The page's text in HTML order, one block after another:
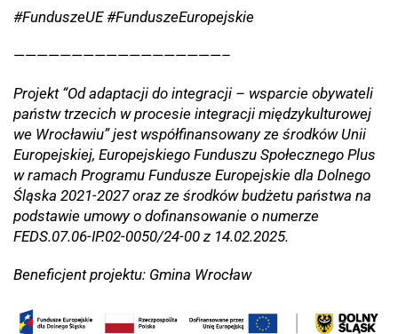
#FunduszeUE #FunduszeEuropejskie
——————————————————–
Projekt “Od adaptacji do integracji – wsparcie obywateli
państw trzecich w procesie integracji międzykulturowej
we Wrocławiu” jest współfinansowany ze środków Unii
Europejskiej, Europejskiego Funduszu Społecznego Plus
w ramach Programu Fundusze Europejskie dla Dolnego
Śląska 2021-2027 oraz ze środków budżetu państwa na
podstawie umowy o dofinansowanie o numerze
FEDS.07.06-IP.02-0050/24-00 z 14.02.2025.
Beneficjent projektu: Gmina Wrocław